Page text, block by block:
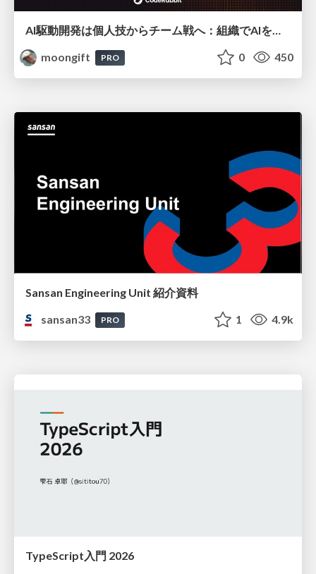
AI駆動開発は個人技からチーム戦へ：組織でAIを使いこなすための実践設計
moongift
PRO 0 450
Sansan Engineering Unit 紹介資料
sansan33
PRO 1 4.9k
TypeScript入門 2026